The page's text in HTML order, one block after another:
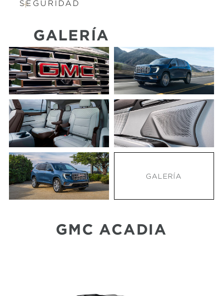
SEGURIDAD
GALERÍA
GALERÍA
GMC ACADIA